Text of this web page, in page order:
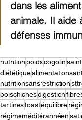
dans les
animale. Il aide
défenses
nutritionpoidscogolin
diététique
nutritionsansrestriction
poischichesdigestion
tartinestoastéquilibre
régimeméditérannéen